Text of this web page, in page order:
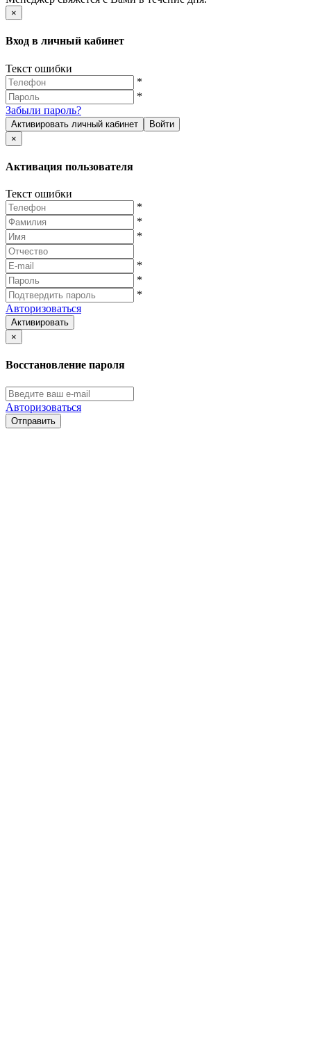
×
Вход в личный кабинет
Текст ошибки
*
*
Забыли пароль?
Активировать личный кабинет
Войти
×
Активация пользователя
Текст ошибки
*
*
*
*
*
*
Авторизоваться
Активировать
×
Восстановление пароля
Авторизоваться
Отправить